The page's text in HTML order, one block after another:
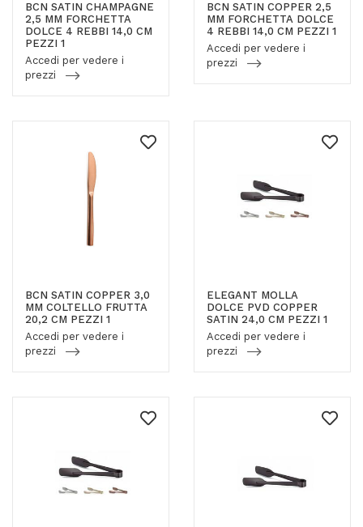
BCN SATIN CHAMPAGNE
2,5 MM FORCHETTA
DOLCE 4 REBBI 14,0 CM
PEZZI 1
Accedi per vedere i
prezzi
BCN SATIN COPPER 2,5
MM FORCHETTA DOLCE
4 REBBI 14,0 CM PEZZI 1
Accedi per vedere i
prezzi
BCN SATIN COPPER 3,0
MM COLTELLO FRUTTA
20,2 CM PEZZI 1
Accedi per vedere i
prezzi
ELEGANT MOLLA
DOLCE PVD COPPER
SATIN 24,0 CM PEZZI 1
Accedi per vedere i
prezzi